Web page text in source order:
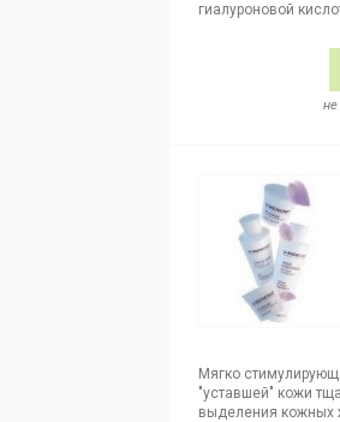
гиалуроновой
Мягко
"уставшей" кожи
выделения кожных